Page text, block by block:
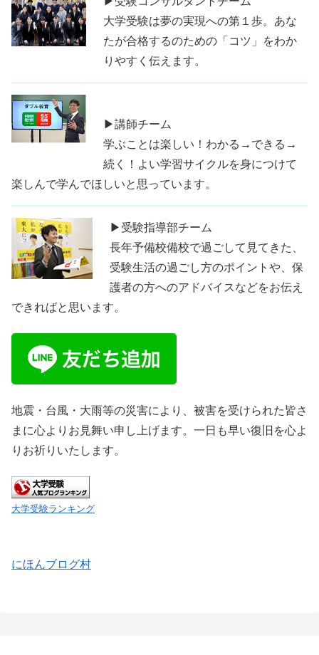
大学受験は夢の実現への第１歩。あな
たが合格するのための「コツ」をわか
りやすく伝えます。
▶講師チーム
学ぶことは楽しい！わかる→できる→
続く！よい学習サイクルを身につけて
楽しんで学んでほしいと思っています。
▶受験指導部チーム
長年予備校備校で過ごして見てきた、
受験生活の過ごし方のポイントや、保
護者の方へのアドバイスなどをお伝え
できればと思います。
地震・台風・大雨等の災害により、被害を受けられた皆さ
まに心よりお見舞い申し上げます。一日も早い復旧を心よ
りお祈りいたします。
大学受験ランキング
にほんブログ村